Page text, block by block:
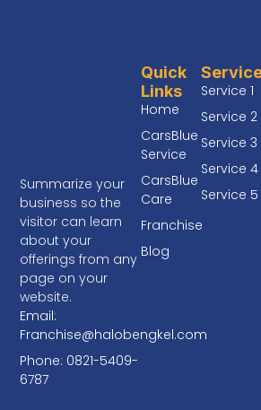
Summarize your
business so the
visitor can learn
about your
offerings from any
page on your
website.
Email:
Franchise@halobengkel.com
Phone: 0821-5409-
6787
Service 1
Service 2
Service 3
Service 4
Service 5
Quick
Links
Home
CarsBlue
Service
CarsBlue
Care
Franchise
Blog